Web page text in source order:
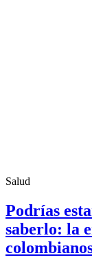
Salud
Podrías
saberlo: la